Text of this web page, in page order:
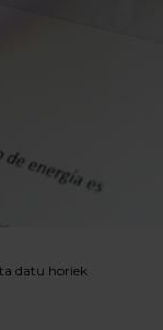
datu horiek